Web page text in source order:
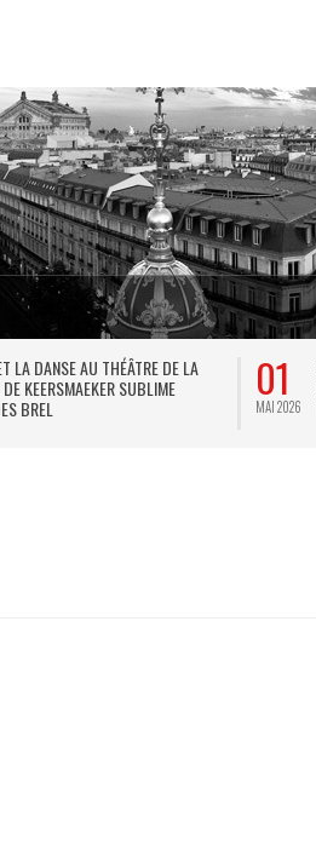
LA DANSE AU THÉÂTRE DE LA
KEERSMAEKER SUBLIME
BREL
01
MAI 2026